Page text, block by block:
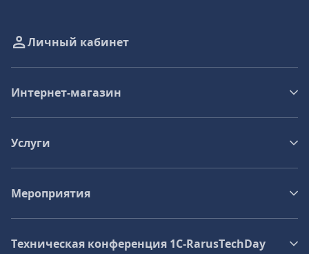
Личный кабинет
Интернет-магазин
Услуги
Мероприятия
Техническая конференция 1C‑RarusTechDay